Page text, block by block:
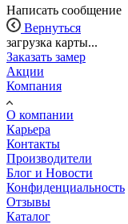
Написать сообщение
Вернуться
загрузка карты...
Заказать замер
Акции
Компания
О компании
Карьера
Контакты
Производители
Блог и Новости
Конфиденциальность
Отзывы
Каталог